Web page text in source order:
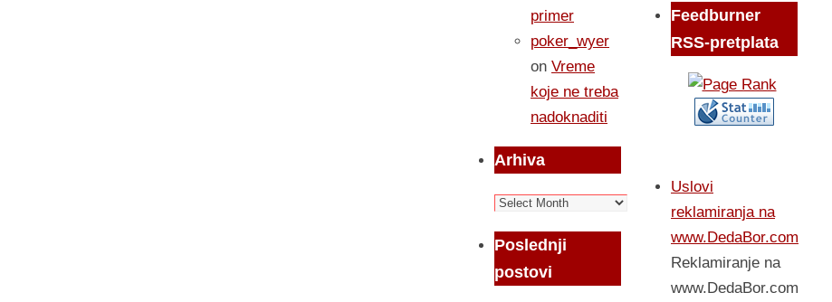
primer
poker_wyer
on Vreme
koje ne treba
nadoknaditi
Arhiva
Arhiva
Poslednji
postovi
Feedburner
RSS-pretplata
Uslovi
reklamiranja na
www.DedaBor.com
Reklamiranje na
www.DedaBor.com